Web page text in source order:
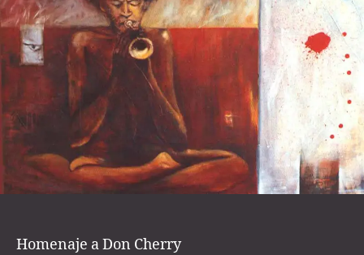
Homenaje a Don Cherry